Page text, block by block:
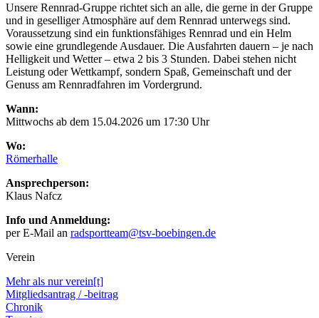
Unsere Rennrad-Gruppe richtet sich an alle, die gerne in der Gruppe
und in geselliger Atmosphäre auf dem Rennrad unterwegs sind.
Voraussetzung sind ein funktionsfähiges Rennrad und ein Helm
sowie eine grundlegende Ausdauer. Die Ausfahrten dauern – je nach
Helligkeit und Wetter – etwa 2 bis 3 Stunden. Dabei stehen nicht
Leistung oder Wettkampf, sondern Spaß, Gemeinschaft und der
Genuss am Rennradfahren im Vordergrund.
Wann:
Mittwochs ab dem 15.04.2026 um 17:30 Uhr
Wo:
Römerhalle
Ansprechperson:
Klaus Nafcz
Info und Anmeldung:
per E-Mail an radsportteam@tsv-boebingen.de
Verein
Mehr als nur verein[t]
Mitgliedsantrag / -beitrag
Chronik